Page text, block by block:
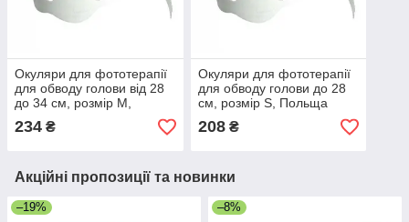
Окуляри для фототерапії
для обводу голови від 28
до 34 см, розмір M,
Польща
234 ₴
Окуляри для фототерапії
для обводу голови до 28
см, розмір S, Польща
208₴
Акційні пропозиції та новинки
–19% –8%